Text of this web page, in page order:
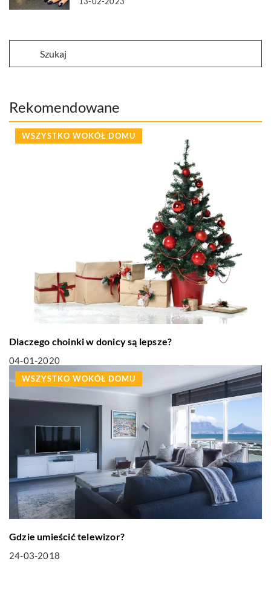
Rekomendowane
WSZYSTKO WOKÓŁ DOMU
Dlaczego choinki w donicy są lepsze?
04-01-2020
WSZYSTKO WOKÓŁ DOMU
Gdzie umieścić telewizor?
24-03-2018